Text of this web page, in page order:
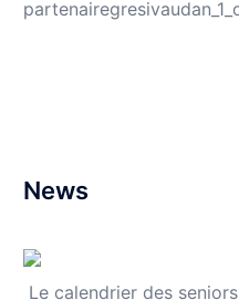
News
Le calendrier des seniors